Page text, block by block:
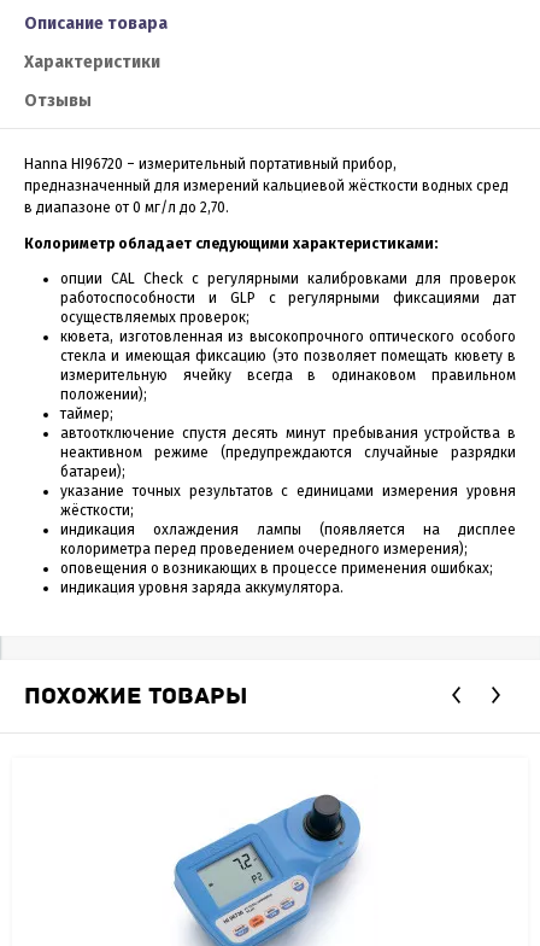
Описание товара
Характеристики
Отзывы
Hanna HI96720 – измерительный портативный прибор,
предназначенный для измерений кальциевой жёсткости водных сред
в диапазоне от 0 мг/л до 2,70.
Колориметр обладает следующими характеристиками:
опции CAL Check с регулярными калибровками для проверок
работоспособности и GLP с регулярными фиксациями дат
осуществляемых проверок;
кювета, изготовленная из высокопрочного оптического особого
стекла и имеющая фиксацию (это позволяет помещать кювету в
измерительную ячейку всегда в одинаковом правильном
положении);
таймер;
автоотключение спустя десять минут пребывания устройства в
неактивном режиме (предупреждаются случайные разрядки
батареи);
указание точных результатов с единицами измерения уровня
жёсткости;
индикация охлаждения лампы (появляется на дисплее
колориметра перед проведением очередного измерения);
оповещения о возникающих в процессе применения ошибках;
индикация уровня заряда аккумулятора.
ПОХОЖИЕ ТОВАРЫ